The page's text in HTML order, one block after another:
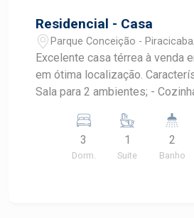
Residencial - Casa
Parque Conceição -
Excelente casa térrea à venda
em ótima localização. Características do imóvel: -
Sala para 2 ambientes; -
com armários embutidos; - 1 banheiro social
completo; - Área de serviço
despensa; - Espaço gourmet
3
Dorm.
1
Suite
2
Banho